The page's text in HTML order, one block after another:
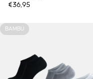
€36,95
BAMBÚ